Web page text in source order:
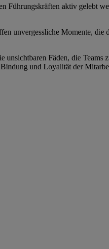
Führungskräften aktiv gelebt
unvergessliche Momente, die
Fäden, die Teams
und Loyalität der